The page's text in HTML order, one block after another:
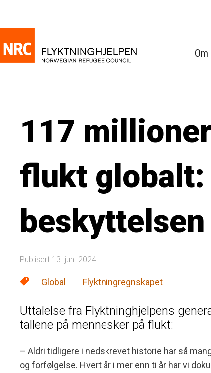
Om
117
flukt globalt:
Publisert 13. jun. 2024
Global Flyktningregnskapet
Uttalelse fra Flyktninghjelpens
tallene på mennesker på flukt:
– Aldri tidligere i nedskrevet historie har så
og forfølgelse. Hvert år i mer enn ti år har vi